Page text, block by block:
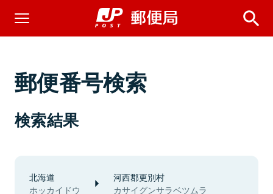
郵便番号検索
検索結果
北海道
ホッカイドウ
河西郡更別村
カサイグンサラベツムラ